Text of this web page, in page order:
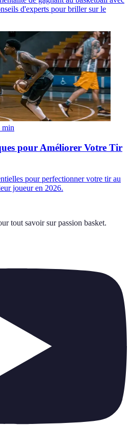
d'experts pour briller sur le
min
pour Améliorer Votre Tir
pour perfectionner votre tir au
joueur en 2026.
tout savoir sur passion basket.